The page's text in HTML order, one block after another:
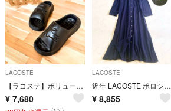
LACOSTE
【ラコステ】ボリューム 厚底シャワー サンダル エンボス ビッグロゴ 24.0黒
¥ 7,680
LACOSTE
近年 LACOSTE ポロシャツドレス 2way鹿の子地 ワンピース 38
¥ 8,855